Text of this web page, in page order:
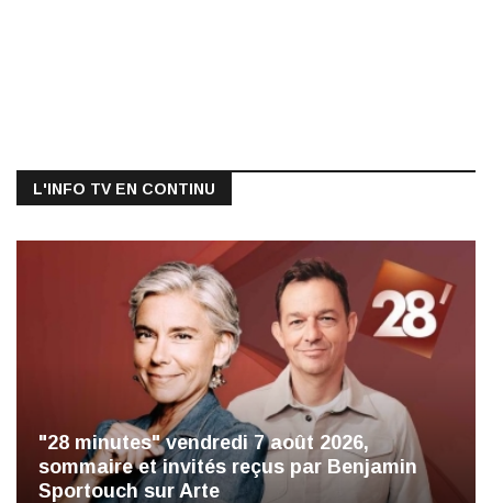
L'INFO TV EN CONTINU
"28 minutes" vendredi 7 août 2026,
sommaire et invités reçus par Benjamin
Sportouch sur Arte